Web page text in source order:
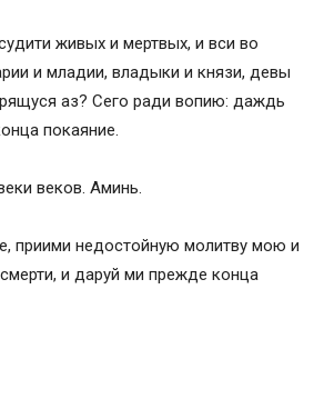
живых и мертвых, и вси во
и младии, владыки и князи, девы
аз? Сего ради вопию: даждь
покаяние.
веков. Аминь.
приими недостойную молитву мою и
и даруй ми прежде конца